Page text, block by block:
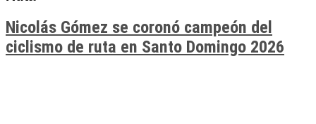
Nicolás Gómez se coronó campeón del
ciclismo de ruta en Santo Domingo 2026